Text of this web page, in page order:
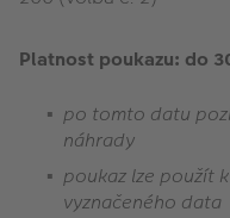
Platnost poukazu: do
po tomto datu
náhrady
poukaz lze použít
vyznačeného data